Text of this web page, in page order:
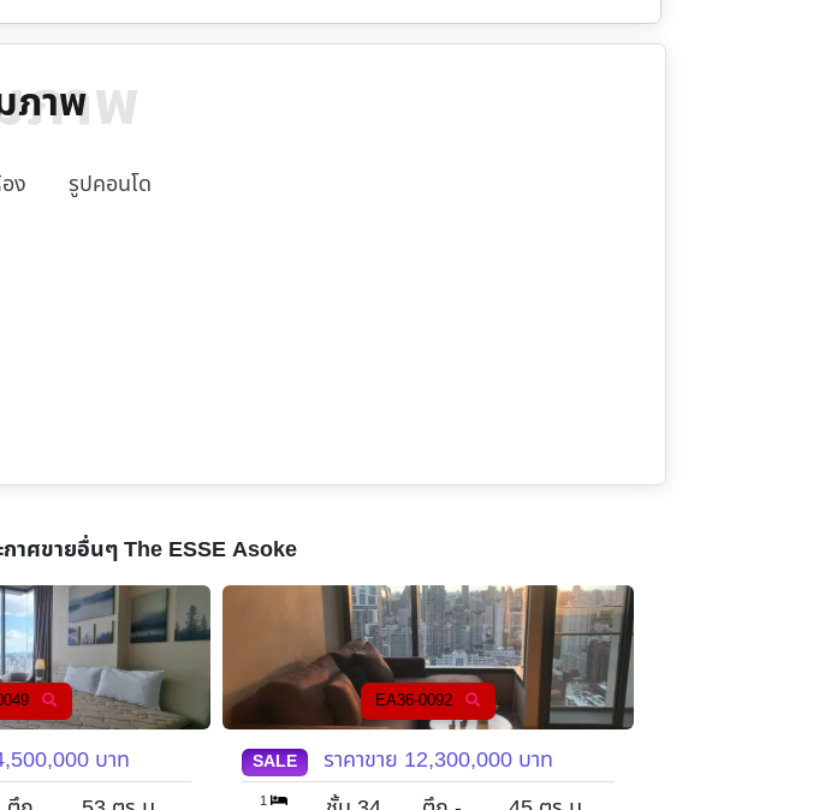
ภาพ
ภาพ
ง รูปคอนโด
กาศขายอื่นๆThe ESSE Asoke
บาท
EA36-0092
SALE ราคาขาย 12,300,000บาท
1